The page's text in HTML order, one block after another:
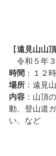
【遠見山山
令和５年３
時間 ：１２
場所 ：遠見
内容 ：山頂
動、登山道
い、など